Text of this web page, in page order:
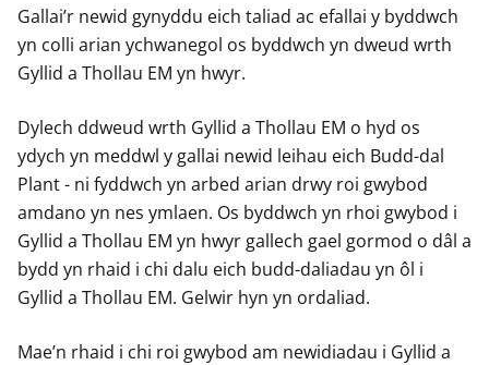
a
r
g
f
e
r
a
r
g
f
e
r
a
r
f
e
r
Gallai’r newid gynyddu eich taliad ac efallai y byddwch
yn colli arian ychwanegol os byddwch yn dweud wrth
Gyllid a Thollau EM yn hwyr.
Dylech ddweud wrth Gyllid a Thollau EM o hyd os
ydych yn meddwl y gallai newid leihau eich Budd-dal
Plant - ni fyddwch yn arbed arian drwy roi gwybod
amdano yn nes ymlaen. Os byddwch yn rhoi gwybod i
Gyllid a Thollau EM yn hwyr gallech gael gormod o dâl a
bydd yn rhaid i chi dalu eich budd-daliadau yn ôl i
Gyllid a Thollau EM. Gelwir hyn yn ordaliad.
Mae’n rhaid i chi roi gwybod am newidiadau i Gyllid a